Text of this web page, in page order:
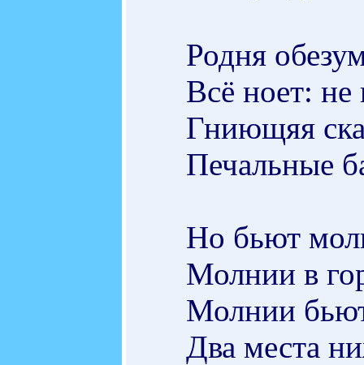
Родня
Всё ноет:
Гниющяя
Печальные
Но бьют
Молнии в
Молнии
Два места